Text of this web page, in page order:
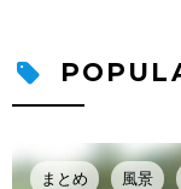
まとめ 風景